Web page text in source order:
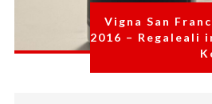
Vigna San
2016 – Regaleali